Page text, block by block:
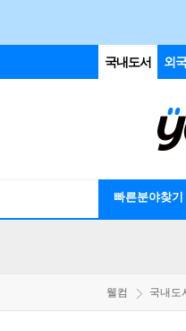
국내도서 외
빠른분야찾기
웰컴 국내도